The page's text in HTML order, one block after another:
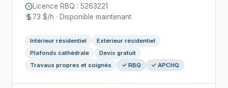
Licence RBQ : 5263221
73 $/h · Disponible maintenant
Intérieur résidentiel
Extérieur résidentiel
Plafonds cathédrale
Devis gratuit
Travaux propres et soignés
✓ RBQ ✓ APCHQ